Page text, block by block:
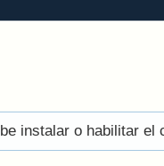
instalar o habilitar el